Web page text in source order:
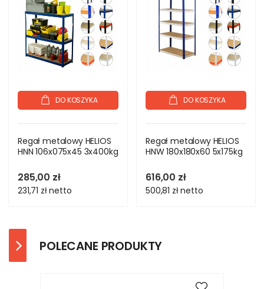
DO KOSZYKA
Regał metalowy HELIOS
HNN 106x075x45 3x400kg
285,00 zł
231,71 złnetto
DO KOSZYKA
Regał metalowy HELIOS
HNW 180x180x60 5x175kg
616,00 zł
500,81 złnetto
POLECANE PRODUKTY